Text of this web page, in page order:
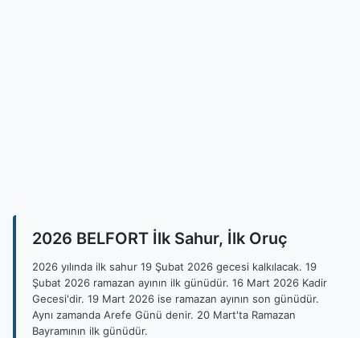
2026 BELFORT İlk Sahur, İlk Oruç
2026 yılında ilk sahur 19 Şubat 2026 gecesi kalkılacak. 19
Şubat 2026 ramazan ayının ilk günüdür. 16 Mart 2026 Kadir
Gecesi'dir. 19 Mart 2026 ise ramazan ayının son günüdür.
Aynı zamanda Arefe Günü denir. 20 Mart'ta Ramazan
Bayramının ilk günüdür.